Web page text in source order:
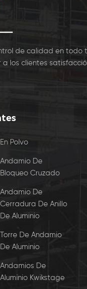
de calidad en todo
los clientes
En Polvo
Andamio De
Bloqueo Cruzado
Andamio De
Cerradura De Anillo
De Aluminio
Torre De Andamio
De Aluminio
Andamios De
Aluminio Kwikstage